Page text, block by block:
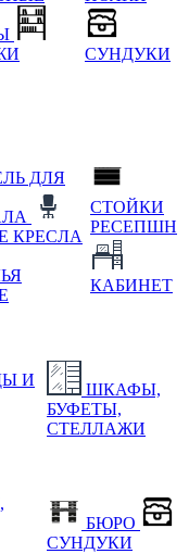
СУНДУКИ
ДЛЯ
КРЕСЛА
СТОЙКИ
РЕСЕПШН
КАБИНЕТ
И
ШКАФЫ,
БУФЕТЫ,
СТЕЛЛАЖИ
БЮРО
СУНДУКИ